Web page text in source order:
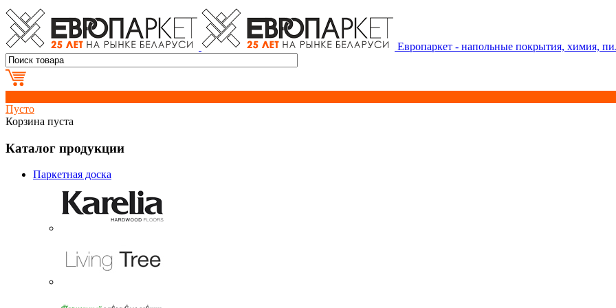
Европаркет - напольные покрытия, химия,
Пусто
Корзина пуста
Каталог продукции
Паркетная доска